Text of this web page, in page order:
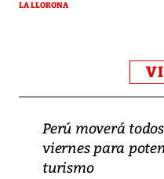
LA LLORONA
Perú moverá
viernes para
turismo